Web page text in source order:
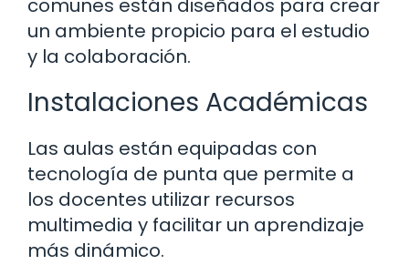
comunes están diseñados para crear
un ambiente propicio para el estudio
y la colaboración.
Instalaciones Académicas
Las aulas están equipadas con
tecnología de punta que permite a
los docentes utilizar recursos
multimedia y facilitar un aprendizaje
más dinámico.